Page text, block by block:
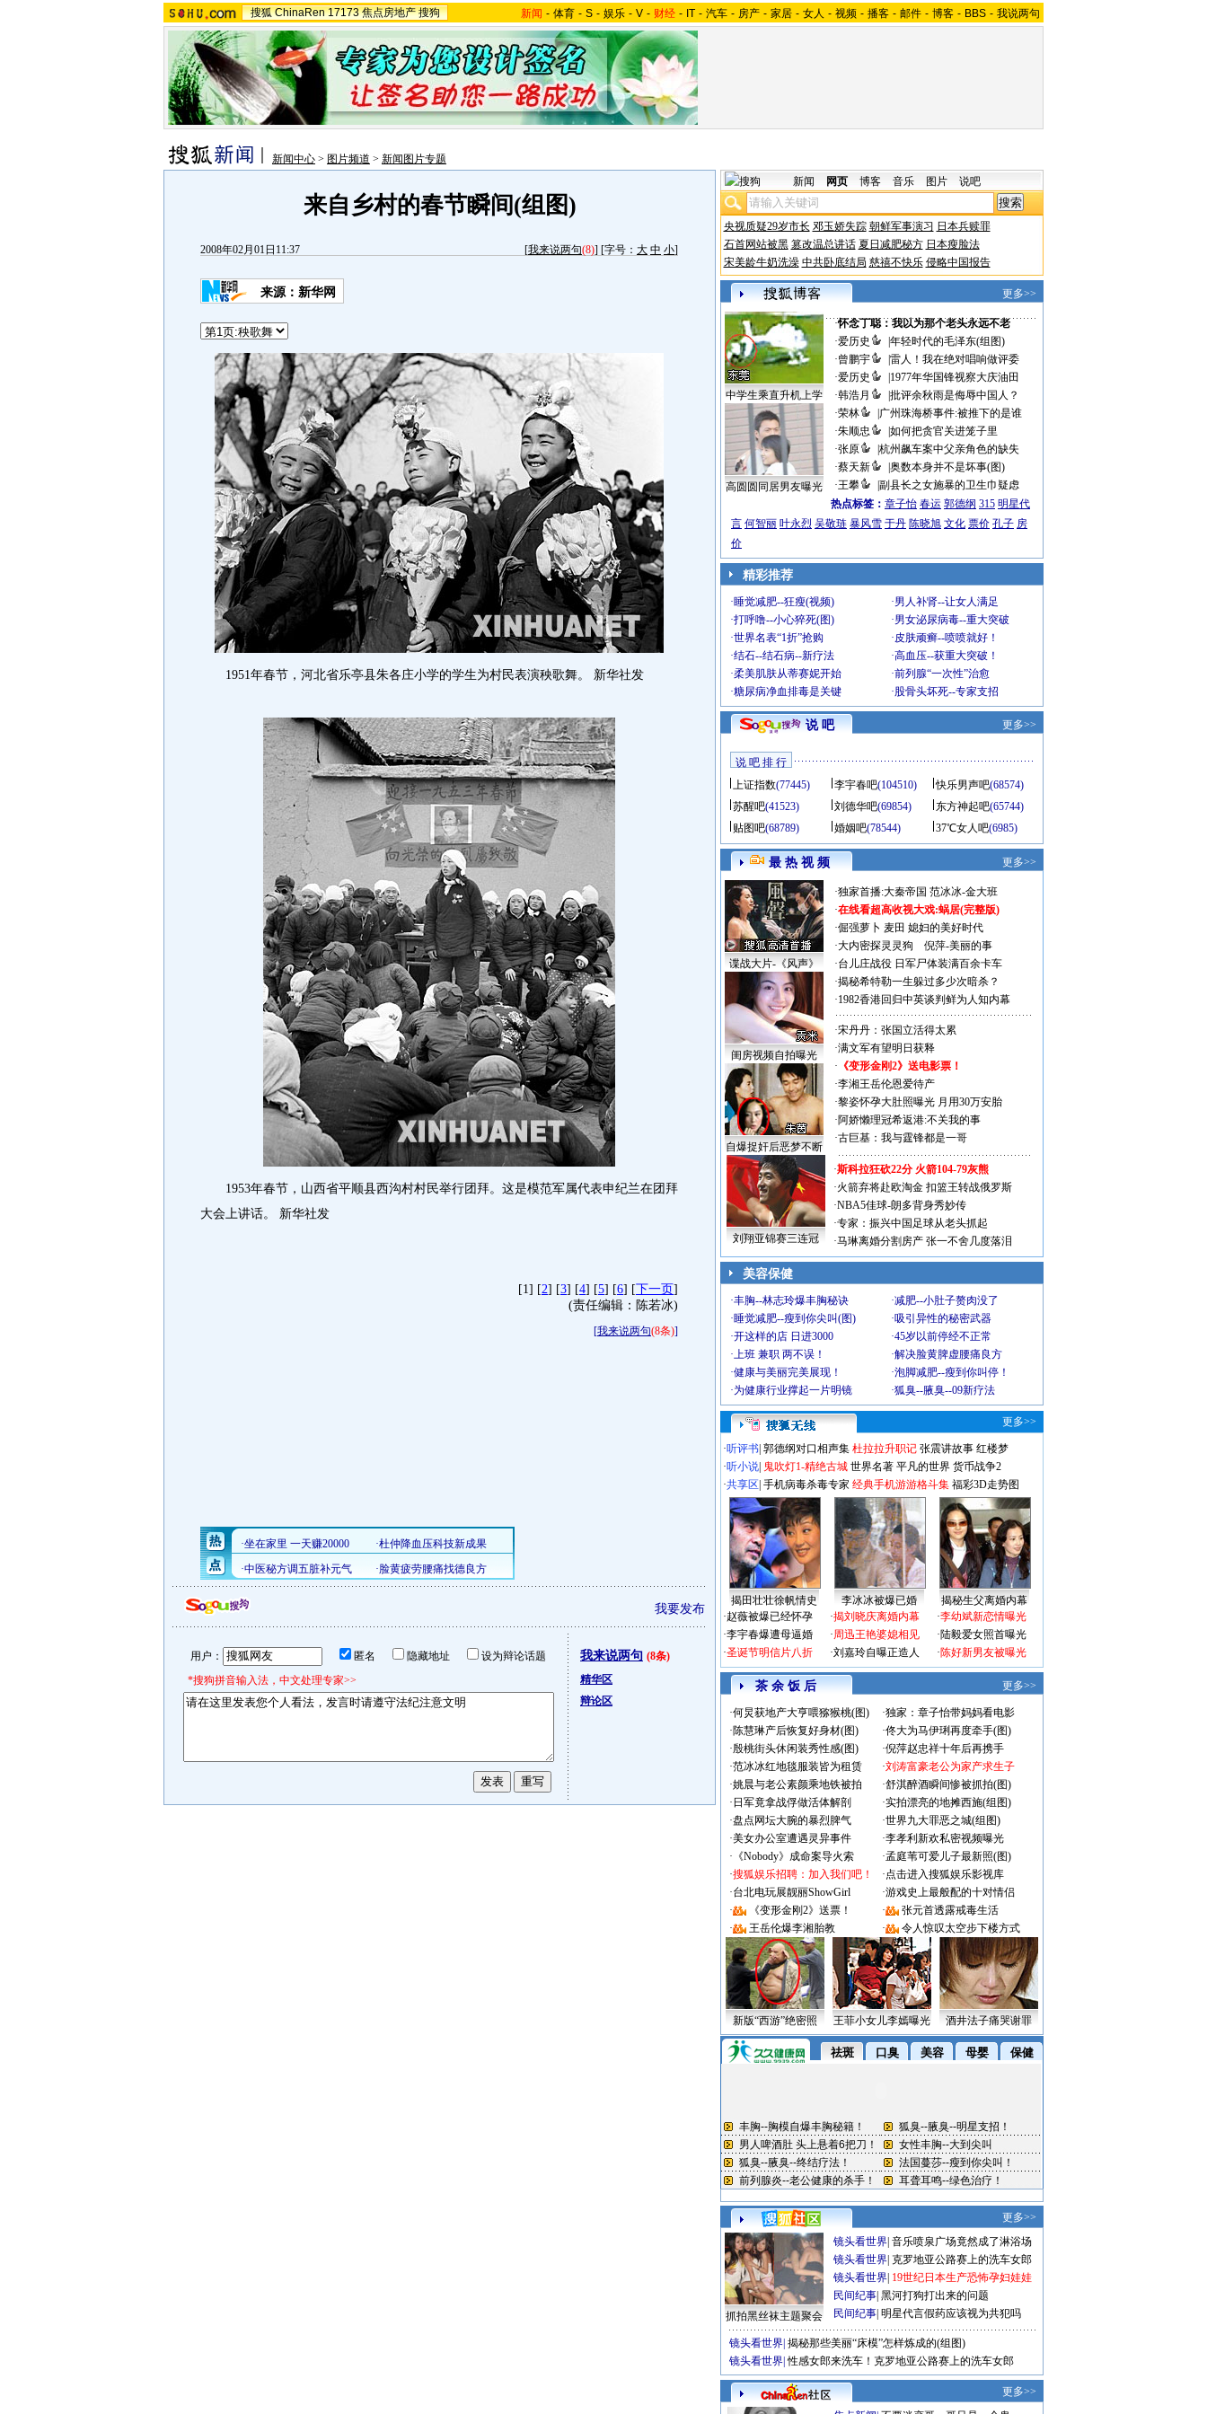
搜狐 ChinaRen 17173 焦点房地产 搜狗 新闻 - 体育 - S - 娱乐 - V - 财经 - IT - 汽车 - 房产 - 家居 - 女人 - 视频 - 播客 - 邮件 - 博客 - BBS - 我说两句
新闻中心 > 图片频道 > 新闻图片专题
来自乡村的春节瞬间(组图)
2008年02月01日11:37 [我来说两句(8)] [字号： 大 中 小]
来源： 新华网
1951年春节，河北省乐亭县朱各庄小学的学生为村民表演秧歌舞。 新华社发
1953年春节，山西省平顺县西沟村村民举行团拜。这是模范军属代表申纪兰在团拜
大会上讲话。 新华社发
[1] [2] [3] [4] [5] [6] [下一页]
(责任编辑：陈若冰)
[我来说两句(8条)]
我要发布
用户： 匿名 隐藏地址
设为辩论话题
*搜狗拼音输入法，中文处理专家>>
我来说两句 (8条)
精华区
辩论区
新闻 网页 博客 音乐 图片 说吧
央视质疑29岁市长 邓玉娇失踪 朝鲜军事演习 日本兵赎罪
石首网站被黑 篡改温总讲话 夏日减肥秘方 日本瘦脸法
宋美龄牛奶洗澡 中共卧底结局 慈禧不快乐 侵略中国报告
更多>>
中学生乘直升机上学
高圆圆同居男友曝光
·怀念丁聪：我以为那个老头永远不老
·爱历史
年轻时代的毛泽东(组图)
·曾鹏宇
雷人！我在绝对唱响做评委
·爱历史
1977年华国锋视察大庆油田
·韩浩月
批评余秋雨是侮辱中国人？
·荣林
广州珠海桥事件:被推下的是谁
·朱顺忠
如何把贪官关进笼子里
·张原
杭州飙车案中父亲角色的缺失
·蔡天新
奥数本身并不是坏事(图)
·王攀
副县长之女施暴的卫生巾疑虑
热点标签： 章子怡 春运 郭德纲 315 明星代
言 何智丽 叶永烈 吴敬琏 暴风雪 于丹 陈晓旭 文化 票价 孔子 房
价
精彩推荐
·睡觉减肥--狂瘦(视频) ·男人补肾--让女人满足
·打呼噜--小心猝死(图) ·男女泌尿病毒--重大突破
·世界名表“1折”抢购 ·皮肤顽癣--喷喷就好！
·结石--结石病--新疗法 ·高血压--获重大突破！
·柔美肌肤从蒂赛妮开始 ·前列腺“一次性”治愈
·糖尿病净血排毒是关键 ·股骨头坏死--专家支招
说 吧 更多>>
说 吧 排 行
上证指数(77445) 李宇春吧(104510) 快乐男声吧(68574)
苏醒吧(41523) 刘德华吧(69854) 东方神起吧(65744)
贴图吧(68789) 婚姻吧(78544) 37℃女人吧(6985)
最 热 视 频 更多>>
谍战大片-《风声》
闺房视频自拍曝光
自爆捉奸后恶梦不断
·独家首播:大秦帝国 范冰冰-金大班
·在线看超高收视大戏:蜗居(完整版)
·倔强萝卜 麦田 媳妇的美好时代
·大内密探灵灵狗
倪萍-美丽的事
·台儿庄战役 日军尸体装满百余卡车
·揭秘希特勒一生躲过多少次暗杀？
·1982香港回归中英谈判鲜为人知内幕
·宋丹丹：张国立活得太累
·满文军有望明日获释
· 《变形金刚2》送电影票！
·李湘王岳伦恩爱待产
·黎姿怀孕大肚照曝光 月用30万安胎
·阿娇懒理冠希返港:不关我的事
·古巨基：我与霆锋都是一哥
刘翔亚锦赛三连冠
·斯科拉狂砍22分 火箭104-79灰熊
·火箭弃将赴欧淘金 扣篮王转战俄罗斯
·NBA5佳球-朗多背身秀妙传
·专家：振兴中国足球从老头抓起
·马琳离婚分割房产 张一不舍几度落泪
美容保健
·丰胸--林志玲爆丰胸秘诀 ·减肥--小肚子赘肉没了
·睡觉减肥--瘦到你尖叫(图) ·吸引异性的秘密武器
·开这样的店 日进3000 ·45岁以前停经不正常
·上班 兼职 两不误！ ·解决脸黄脾虚腰痛良方
·健康与美丽完美展现！ ·泡脚减肥--瘦到你叫停！
·为健康行业撑起一片明镜 ·狐臭--腋臭--09新疗法
更多>>
·听评书 郭德纲对口相声集 杜拉拉升职记 张震讲故事 红楼梦
·听小说 鬼吹灯1-精绝古城 世界名著 平凡的世界 货币战争2
·共享区 手机病毒杀毒专家 经典手机游游格斗集 福彩3D走势图
揭田壮壮徐帆情史 李冰冰被爆已婚
揭秘生父离婚内幕
·赵薇被爆已经怀孕
·李宇春爆遭母逼婚
·圣诞节明信片八折
·揭刘晓庆离婚内幕
·周迅王艳婆媳相见
·刘嘉玲自曝正造人
·李幼斌新恋情曝光
·陆毅爱女照首曝光
·陈好新男友被曝光
茶 余 饭 后 更多>>
·何炅获地产大亨喂猕猴桃(图) ·独家：章子怡带妈妈看电影
·陈慧琳产后恢复好身材(图) ·佟大为马伊琍再度牵手(图)
·殷桃街头休闲装秀性感(图) ·倪萍赵忠祥十年后再携手
·范冰冰红地毯服装皆为租赁 ·刘涛富豪老公为家产求生子
·姚晨与老公素颜乘地铁被拍 ·舒淇醉酒瞬间惨被抓拍(图)
· 日军竟拿战俘做活体解剖 ·实拍漂亮的地摊西施(组图)
·盘点网坛大腕的暴烈脾气 ·世界九大罪恶之城(组图)
·美女办公室遭遇灵异事件 ·李孝利新欢私密视频曝光
· 《Nobody》成命案导火索 ·孟庭苇可爱儿子最新照(图)
·搜狐娱乐招聘：加入我们吧！ ·点击进入搜狐娱乐影视库
·台北电玩展靓丽ShowGirl ·游戏史上最般配的十对情侣
·
《变形金刚2》送票！ ·
张元首透露戒毒生活
·
王岳伦爆李湘胎教 · 令人惊叹太空步下楼方式
新版“西游”绝密照 王菲小女儿李嫣曝光 酒井法子痛哭谢罪
更多>>
抓拍黑丝袜主题聚会
镜头看世界 音乐喷泉广场竟然成了淋浴场
镜头看世界 克罗地亚公路赛上的洗车女郎
镜头看世界 19世纪日本生产恐怖孕妇娃娃
民间纪事 黑河打狗打出来的问题
民间纪事 明星代言假药应该视为共犯吗
镜头看世界 揭秘那些美丽“床模”怎样炼成的(组图)
镜头看世界 性感女郎来洗车！克罗地亚公路赛上的洗车女郎
更多>>